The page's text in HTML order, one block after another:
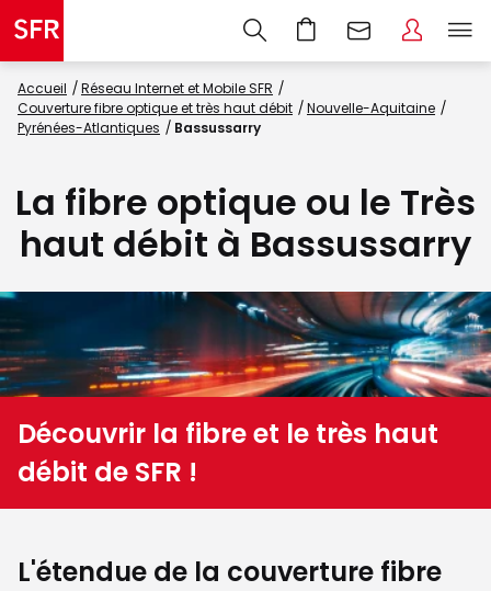
Accueil
Réseau Internet et Mobile SFR
Couverture fibre optique et très haut débit
Nouvelle-Aquitaine
Pyrénées-Atlantiques
Bassussarry
La fibre optique ou le Très
haut débit à Bassussarry
Découvrir la fibre et le très haut
débit de SFR !
L'étendue de la couverture fibre